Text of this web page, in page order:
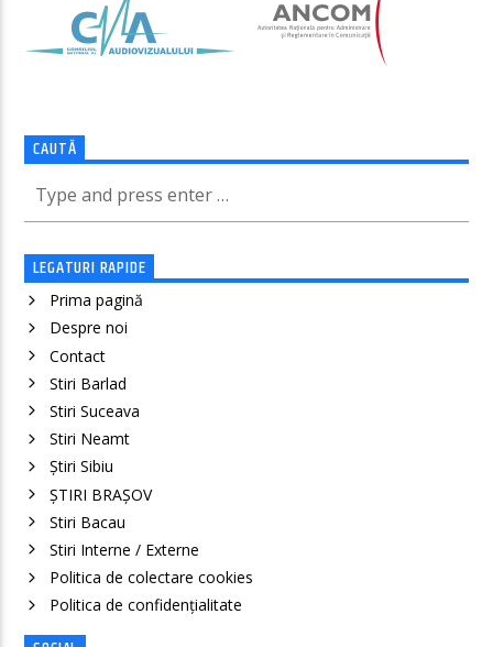
CAUTĂ
LEGATURI RAPIDE
Prima pagină
Despre noi
Contact
Stiri Barlad
Stiri Suceava
Stiri Neamt
Știri Sibiu
ȘTIRI BRAȘOV
Stiri Bacau
Stiri Interne / Externe
Politica de colectare cookies
Politica de confidenţialitate